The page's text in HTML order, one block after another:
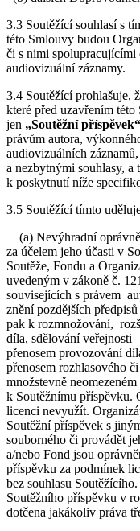
3.3 Soutěžící souhlasí s
této Smlouvy budou
či s nimi spolupracujícími
audiovizuální záznamy.
3.4 Soutěžící prohlašuje,
které před uzavřením
jen „Soutěžní příspěvek“
právům autora,
audiovizuálních
a nezbytnými souhlasy,
k poskytnutí níže
3.5 Soutěžící tímto
(a) Nevýhradní
za účelem jeho účasti v
Soutěže, Fondu a
uvedeným v zákoně č.
souvisejících s právem
znění pozdějších předpisů
pak k rozmnožování,
díla, sdělování veřejnosti
přenosem provozování
přenosem rozhlasového
množstevně
k Soutěžnímu příspěvku.
licenci nevyužít.
Soutěžní příspěvek s
souborného či provádět
a/nebo Fond jsou
příspěvku za podmínek
bez souhlasu
Soutěžního příspěvku v
dotčena jakákoliv práva